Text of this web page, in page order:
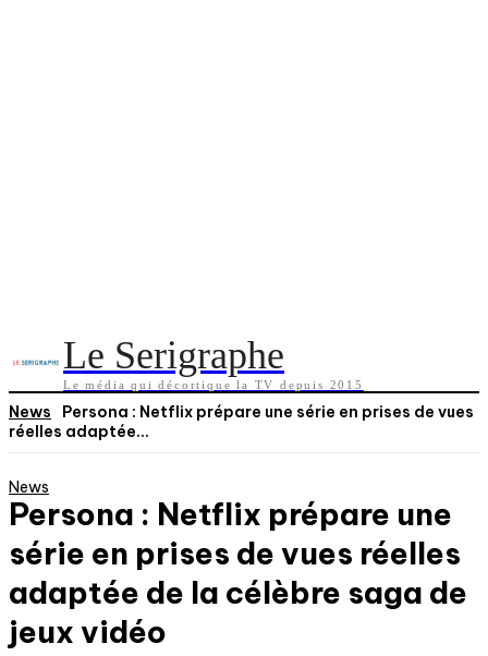
Le Serigraphe
Le média qui décortique la TV depuis 2015
News
Persona : Netflix prépare une série en prises de vues
réelles adaptée...
News
Persona : Netflix prépare une
série en prises de vues réelles
adaptée de la célèbre saga de
jeux vidéo